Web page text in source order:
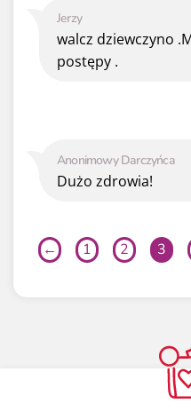
Anonimowy Darczyńca
Dużo zdrowia!
Jerzy
walcz dziewczyno
postępy .
← 1 2 3